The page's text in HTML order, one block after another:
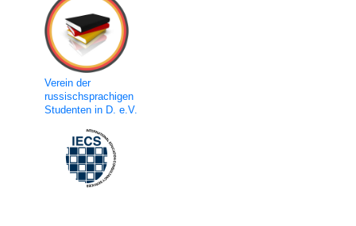
Verein der
russischsprachigen
Studenten in D. e.V.